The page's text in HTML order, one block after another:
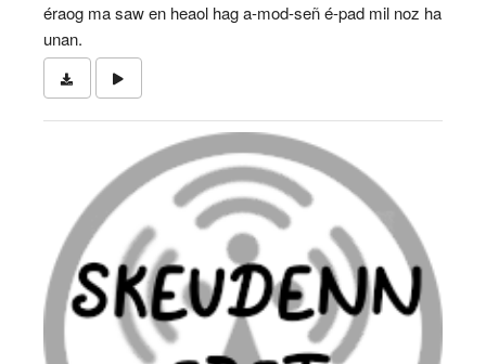
éraog ma saw en heaol hag a-mod-señ é-pad mil noz ha
unan.